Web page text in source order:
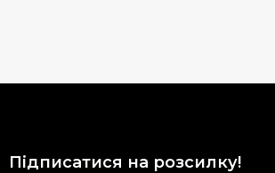
Підписатися на розсилку!